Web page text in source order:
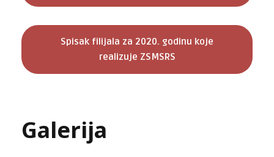
Spisak filijala za 2020. godinu koje
realizuje ZSMSRS
Galerija